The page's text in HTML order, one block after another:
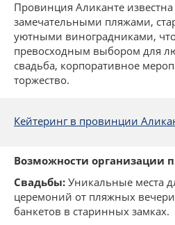
РЕЦЕПТЫ
ПРЕДЛОЖЕНИЯ
СТАТЬИ
УСЛУГИ
Провинция Аликанте
замечательными пляжами,
уютными виноградниками, что
превосходным выбором для
свадьба, корпоративное
торжество.
Кейтеринг в провинции
Возможности организации
Свадьбы: Уникальные места
церемоний от пляжных
банкетов в старинных замках.